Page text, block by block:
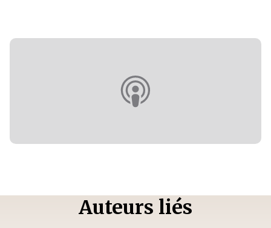
Auteurs liés